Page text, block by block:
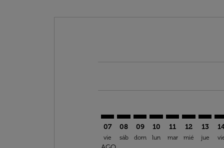
07
vie
08
sáb
09
dom
10
lun
11
mar
12
mié
13
jue